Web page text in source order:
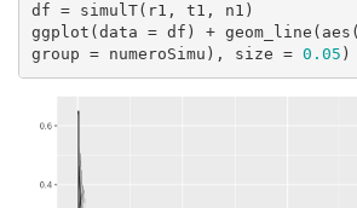
df = simulT(r1, t1, n1)
ggplot(data = df) +
group = numeroSimu), size = 0.05 )